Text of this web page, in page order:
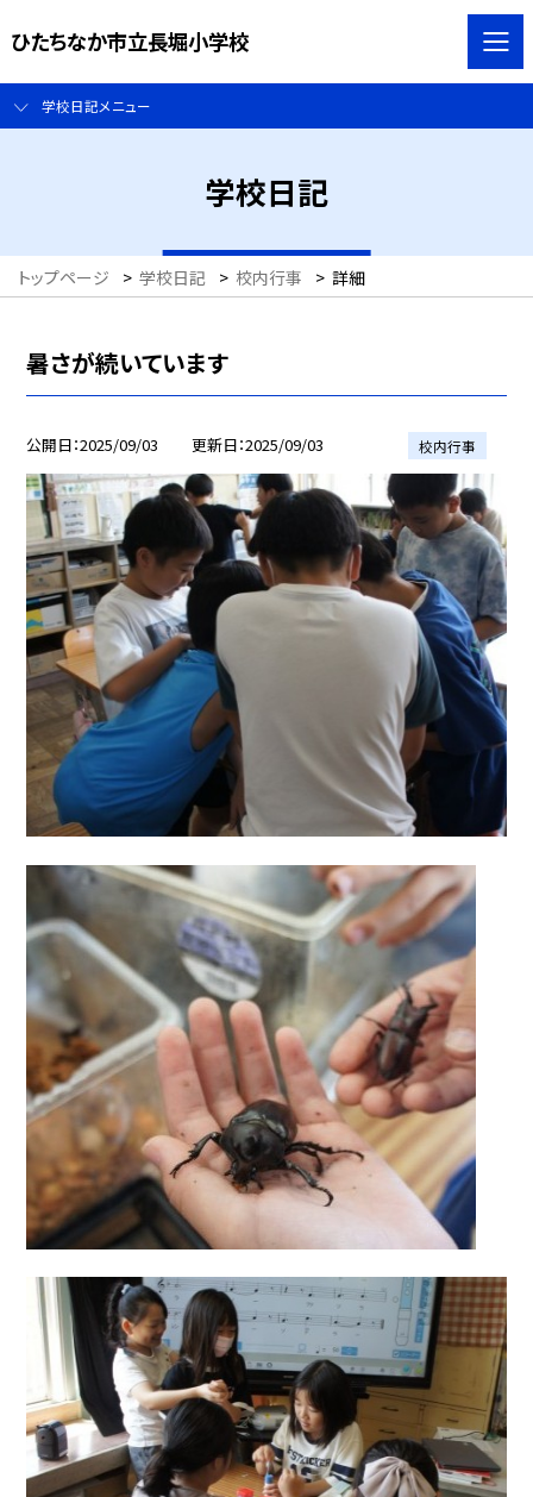
ひたちなか市立長堀小学校
学校日記メニュー
学校日記
トップページ > 学校日記 > 校内行事 > 詳細
暑さが続いています
公開日 2025/09/03 更新日 2025/09/03 校内行事